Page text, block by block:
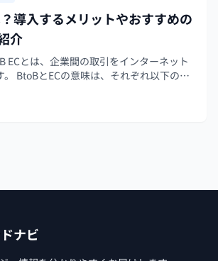
導入するメリットやおすすめの
介
ECとは、企業間の取引をインターネット
BtoBとECの意味は、それぞれ以下のと
と - ...
ナビ